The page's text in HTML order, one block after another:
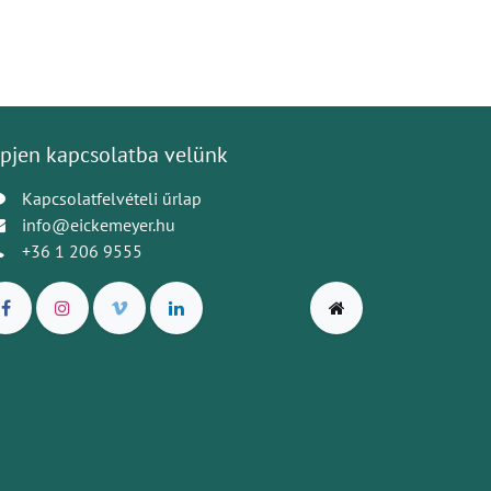
kapcsolatba velünk
Kapcsolatfelvételi űrlap
info@eickemeyer.hu
+36 1 206 9555